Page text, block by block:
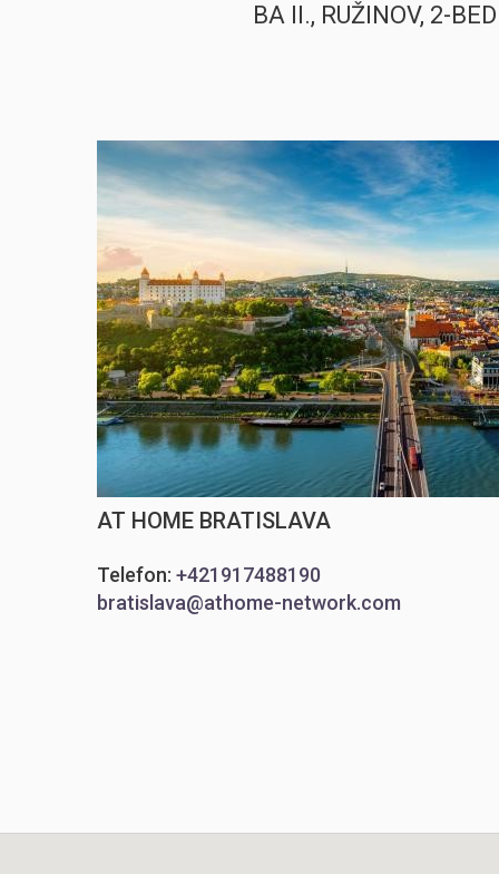
BA II., RUŽINOV, 2-
AT HOME BRATISLAVA
Telefon: +421917488190
bratislava@athome-network.com